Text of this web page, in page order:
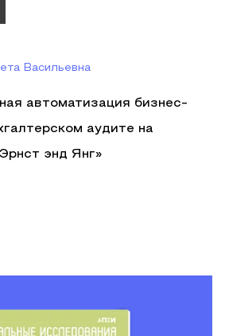
Васильевна
автоматизация бизнес-
аудите на
энд Янг»